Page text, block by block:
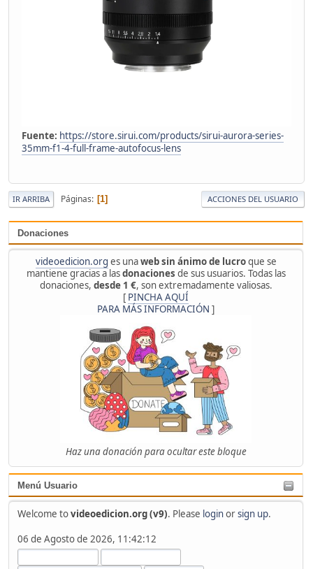
Donaciones
videoedicion.org es unaweb sin ánimo de lucroque se
mantiene gracias a lasdonaciones de sus usuarios. Todas las
donaciones, desde 1 €, son extremadamente valiosas.
[ PINCHA AQUÍ
PARA MÁS INFORMACIÓN ]
Haz una donación para ocultar este bloque
Menú Usuario
Welcome tovideoedicion.org (v9). Please loginorsign up.
06 de Agosto de 2026, 11:42:12
Fuente: https://store.sirui.com/products/sirui-aurora-series-
35mm-f1-4-full-frame-autofocus-lens
IR ARRIBA Páginas 1 ACCIONES DEL USUARIO